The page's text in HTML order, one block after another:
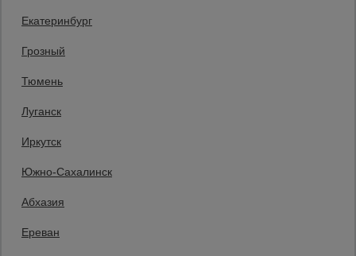
Екатеринбург
Грозный
Тюмень
Луганск
Иркутск
Южно-Сахалинск
Абхазия
Ереван
+994 55 388 22 82
Заказать звонок
Пн.-Пт. 9:00 - 18:00 Сб. 10:00-14:00 Вс. выходной
Принимаем к оплате
Все права защищены и охраняются законом. © 2008-2026 ООО
«Промышленник» Продажа строительных конструкций и другого